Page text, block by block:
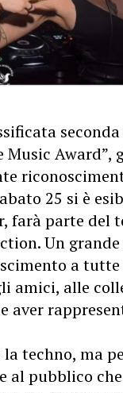
Music Award”,
25 si è
farà parte del
Un
a tutte
amici, alle
aver
techno, ma
al pubblico